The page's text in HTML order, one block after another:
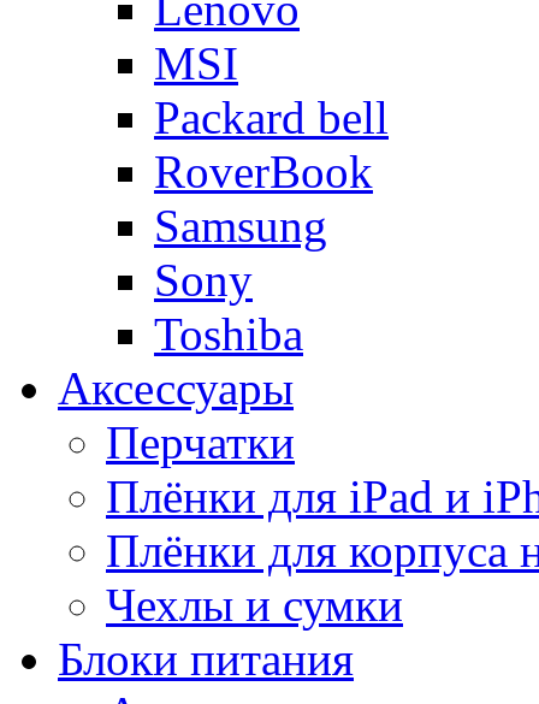
MSI
Packard bell
RoverBook
Samsung
Sony
Toshiba
Аксессуары
Перчатки
Плёнки для iPad и
Плёнки для корпуса
Чехлы и сумки
Блоки питания